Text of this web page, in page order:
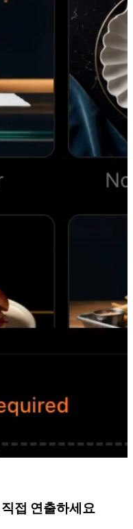
접 연출하세요